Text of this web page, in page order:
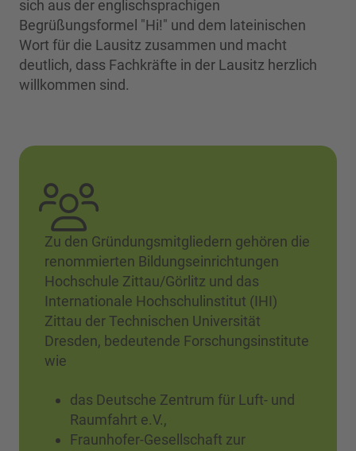
sich aus der englischsprachigen
Begrüßungsformel "Hi!" und dem lateinischen
Wort für die Lausitz zusammen und macht
deutlich, dass Fachkräfte in der Lausitz herzlich
willkommen sind.
Zu den Gründungsmitgliedern gehören die
renommierten Bildungseinrichtungen
Hochschule Zittau/Görlitz und das
Internationale Hochschulinstitut (IHI)
Zittau der Technischen Universität
Dresden, bedeutende Forschungsinstitute
wie
das Deutsche Zentrum für Luft- und
Raumfahrt e.V.,
Fraunhofer-Gesellschaft zur